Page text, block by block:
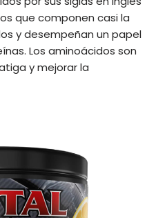
que componen casi la
y desempeñan un papel
Los aminoácidos son
y mejorar la